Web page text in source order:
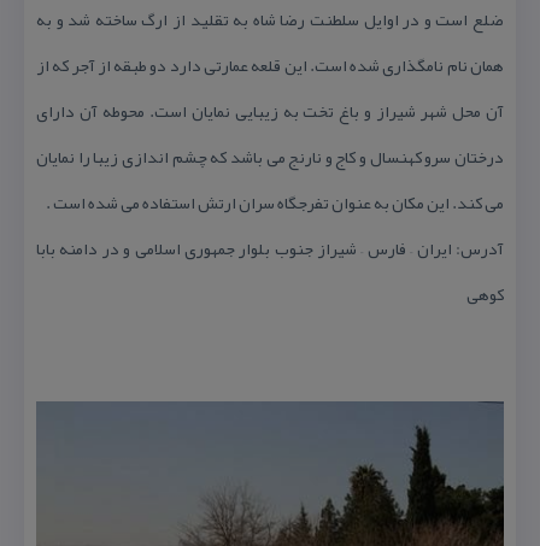
ضلع است و در اوایل سلطنت رضا شاه به تقلید از ارگ ساخته شد و به
همان نام نامگذاری شده است. این قلعه عمارتی دارد دو طبقه از آجر كه از
آن محل شهر شیراز و باغ تخت به زیبایی نمایان است. محوطه آن دارای
درختان سرو كهنسال و كاج و نارنج می باشد كه چشم اندازی زیبا را نمایان
می كند. این مكان به عنوان تفرجگاه سران ارتش استفاده می شده است .
آدرس: ایران – فارس – شیراز جنوب بلوار جمهوری اسلامی و در دامنه بابا
كوهی